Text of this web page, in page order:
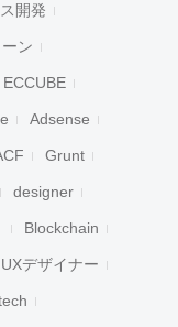
開発
ン
ECCUBE
Adsense
Grunt
designer
Blockchain
UXデザイナー